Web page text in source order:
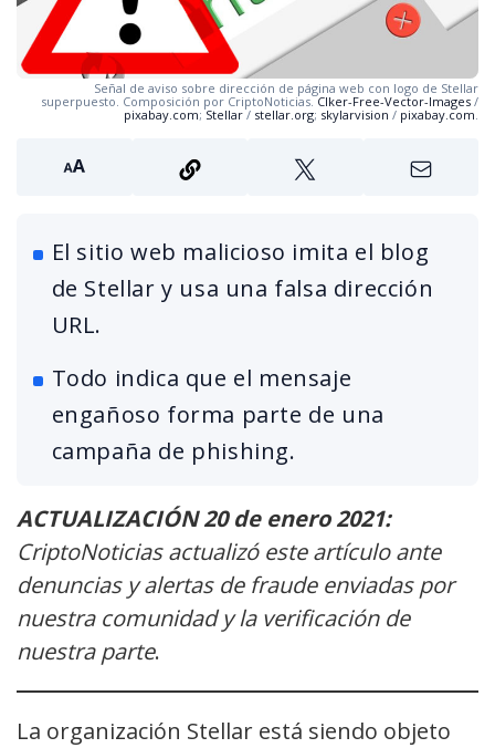
Señal de aviso sobre dirección de página web con logo de Stellar
superpuesto. Composición por CriptoNoticias.Clker-Free-Vector-Images /
pixabay.com;Stellar/ stellar.org; skylarvision / pixabay.com
El sitio web malicioso imita el blog
de Stellar y usa una falsa dirección
URL.
Todo indica que el mensaje
engañoso forma parte de una
campaña de phishing.
ACTUALIZACIÓN 20 de enero 2021:
CriptoNoticias actualizó este artículo ante
denuncias y alertas de fraude enviadas por
nuestra comunidad y la verificación de
nuestra parte.
La organización Stellar está siendo objeto